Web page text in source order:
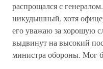
распрощался с
никудышный, хотя
его уважаю за хорошую
выдвинут на высокий
министра обороны. Мог